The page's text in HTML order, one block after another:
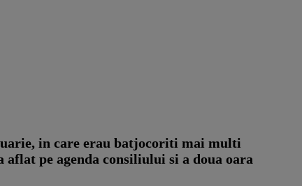
in care erau batjocoriti mai multi
pe agenda consiliului si a doua oara